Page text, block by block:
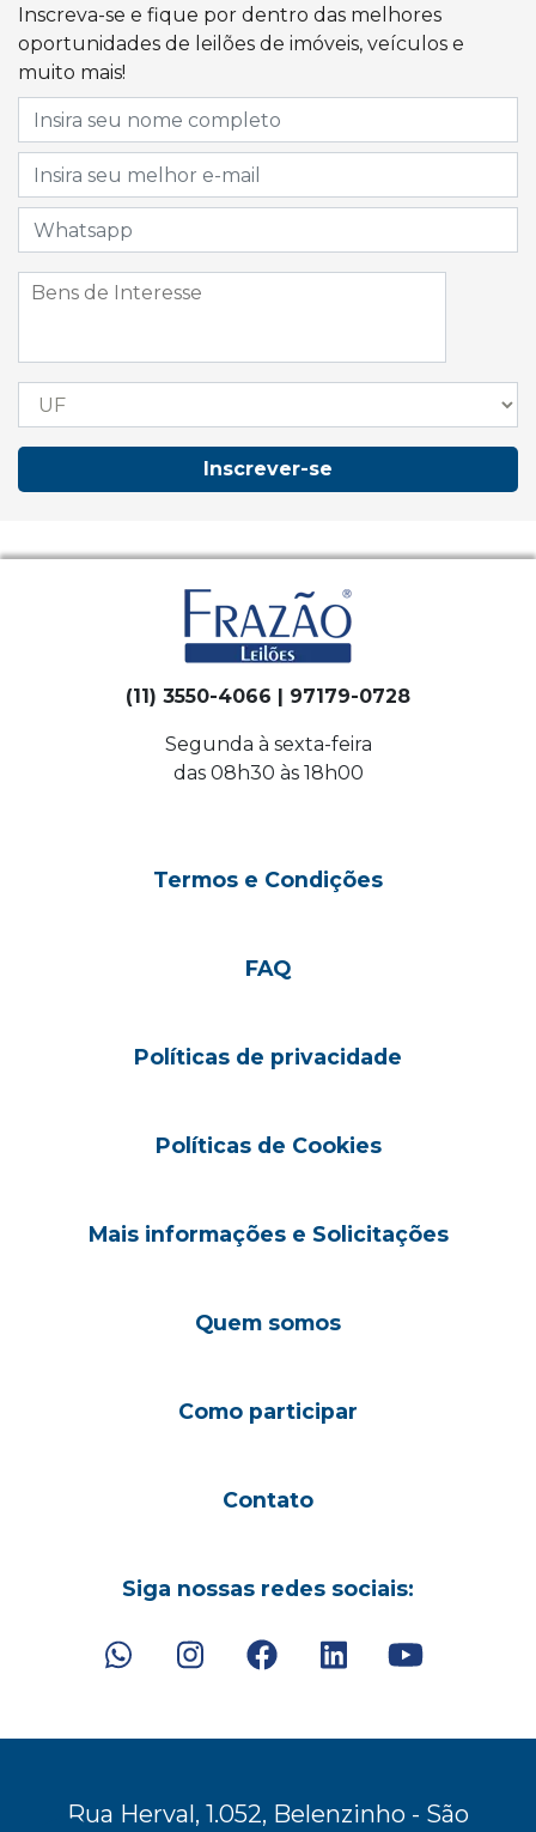
Inscreva-se e fique por dentro das melhores
oportunidades de leilões de imóveis, veículos e
muito mais!
Inscrever-se
(11) 3550-4066 | 97179-0728
Segunda à sexta-feira
das 08h30 às 18h00
Termos e Condições
FAQ
Políticas de privacidade
Políticas de Cookies
Mais informações e Solicitações
Quem somos
Como participar
Contato
Siga nossas redes sociais:
Rua Herval, 1.052, Belenzinho - São